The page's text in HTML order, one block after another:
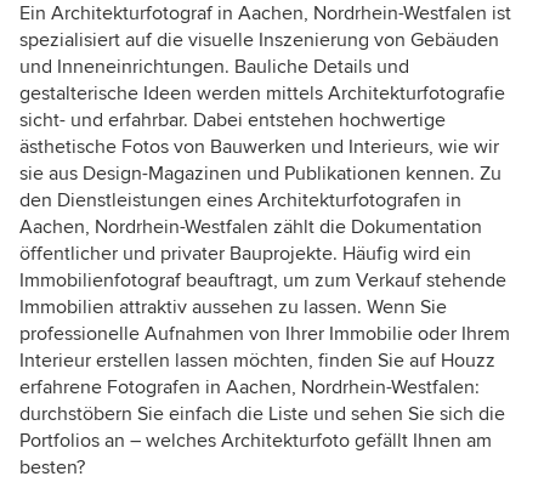
Ein Architekturfotograf in Aachen, Nordrhein-Westfalen ist
spezialisiert auf die visuelle Inszenierung von Gebäuden
und Inneneinrichtungen. Bauliche Details und
gestalterische Ideen werden mittels Architekturfotografie
sicht- und erfahrbar. Dabei entstehen hochwertige
ästhetische Fotos von Bauwerken und Interieurs, wie wir
sie aus Design-Magazinen und Publikationen kennen. Zu
den Dienstleistungen eines Architekturfotografen in
Aachen, Nordrhein-Westfalen zählt die Dokumentation
öffentlicher und privater Bauprojekte. Häufig wird ein
Immobilienfotograf beauftragt, um zum Verkauf stehende
Immobilien attraktiv aussehen zu lassen. Wenn Sie
professionelle Aufnahmen von Ihrer Immobilie oder Ihrem
Interieur erstellen lassen möchten, finden Sie auf Houzz
erfahrene Fotografen in Aachen, Nordrhein-Westfalen:
durchstöbern Sie einfach die Liste und sehen Sie sich die
Portfolios an – welches Architekturfoto gefällt Ihnen am
besten?